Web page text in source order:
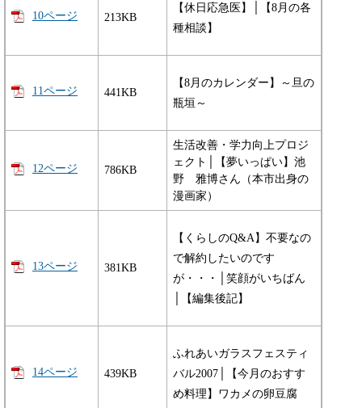
10ページ 213KB
【休日応急医】│【8月の各
種相談】
11ページ 441KB
【8月のカレンダー】～旦の
瓶垣～
12ページ 786KB
生活改善・学力向上プロジ
ェクト│【夢いっぱい】池
野 雅博さん（本市出身の
漫画家）
13ページ 381KB
【くらしのQ&A】不要なの
で解約したいのです
が・・・│笑顔がいちばん
│【編集後記】
14ページ 439KB
ふれあいガラスフェスティ
バル2007│【今月のおすす
め料理】ワカメの卵豆腐